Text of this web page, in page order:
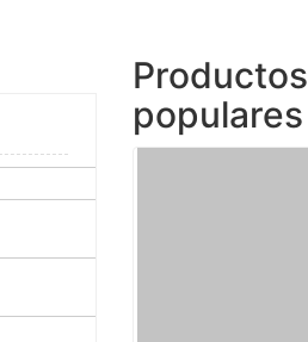
Productos
populares